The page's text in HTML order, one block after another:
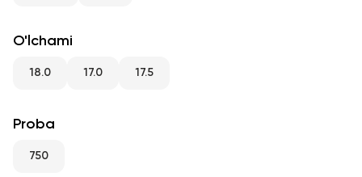
O'lchami
18.0 17.0 17.5
Proba
750